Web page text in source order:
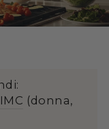
(donna,